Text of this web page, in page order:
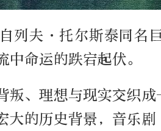
列夫·托尔斯泰同名
命运的跌宕起伏。
叛、理想与现实交织
的历史背景，音乐剧